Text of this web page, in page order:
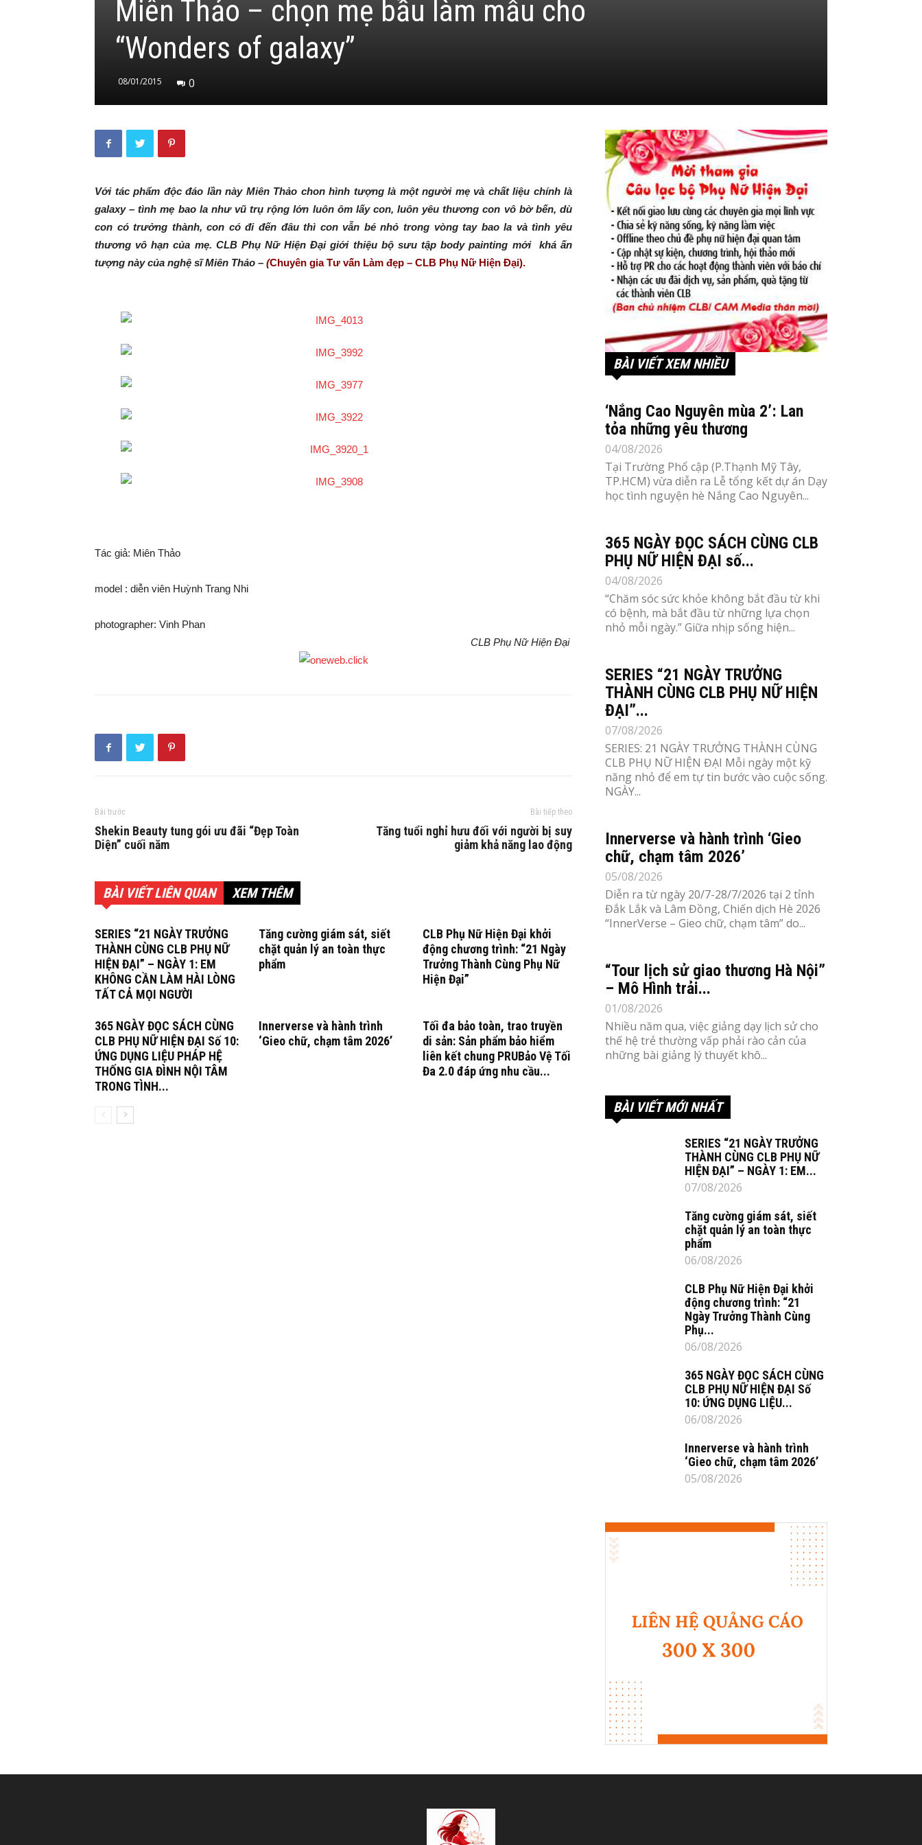
Miên Thảo – chọn mẹ bầu làm mẫu cho
“Wonders of galaxy”
08/01/2015 0
Với tác phẩm độc đáo lần này Miên Thảo chon hình tượng là một người mẹ và chất liệu chính là
galaxy – tình mẹ bao la như vũ trụ rộng lớn luôn ôm lấy con, luôn yêu thương con vô bờ bến, dù
con có trưởng thành, con có đi đến đâu thì con vẫn bé nhỏ trong vòng tay bao la và tình yêu
thương vô hạn của mẹ. CLB Phụ Nữ Hiện Đại giới thiệu bộ sưu tập body painting mới khá ấn
tượng này của nghệ sĩ Miên Thảo – (Chuyên gia Tư vấn Làm đẹp – CLB Phụ Nữ Hiện Đại).
Tác giả: Miên Thảo
model : diễn viên Huỳnh Trang Nhi
photographer: Vinh Phan
CLB Phụ Nữ Hiện Đại
Bài trước
Shekin Beauty tung gói ưu đãi “Đẹp Toàn
Diện” cuối năm
Bài tiếp theo
Tăng tuổi nghỉ hưu đối với người bị suy
giảm khả năng lao động
BÀI VIẾT LIÊN QUAN XEM THÊM
SERIES “21 NGÀY TRƯỞNG
THÀNH CÙNG CLB PHỤ NỮ
HIỆN ĐẠI” – NGÀY 1: EM
KHÔNG CẦN LÀM HÀI LÒNG
TẤT CẢ MỌI NGƯỜI
Tăng cường giám sát, siết
chặt quản lý an toàn thực
phẩm
CLB Phụ Nữ Hiện Đại khởi
động chương trình: “21 Ngày
Trưởng Thành Cùng Phụ Nữ
Hiện Đại”
365 NGÀY ĐỌC SÁCH CÙNG
CLB PHỤ NỮ HIỆN ĐẠI Số 10:
ỨNG DỤNG LIỆU PHÁP HỆ
THỐNG GIA ĐÌNH NỘI TÂM
TRONG TÌNH...
Innerverse và hành trình
‘Gieo chữ, chạm tâm 2026’
Tối đa bảo toàn, trao truyền
di sản: Sản phẩm bảo hiểm
liên kết chung PRUBảo Vệ Tối
Đa 2.0 đáp ứng nhu cầu...
BÀI VIẾT XEM NHIỀU
‘Nắng Cao Nguyên mùa 2’: Lan
tỏa những yêu thương
04/08/2026
Tại Trường Phổ cập (P.Thạnh Mỹ Tây,
TP.HCM) vừa diễn ra Lễ tổng kết dự án Dạy
học tình nguyện hè Nắng Cao Nguyên...
365 NGÀY ĐỌC SÁCH CÙNG CLB
PHỤ NỮ HIỆN ĐẠI số...
04/08/2026
“Chăm sóc sức khỏe không bắt đầu từ khi
có bệnh, mà bắt đầu từ những lựa chọn
nhỏ mỗi ngày.” Giữa nhịp sống hiện...
SERIES “21 NGÀY TRƯỞNG
THÀNH CÙNG CLB PHỤ NỮ HIỆN
ĐẠI”...
07/08/2026
SERIES: 21 NGÀY TRƯỞNG THÀNH CÙNG
CLB PHỤ NỮ HIỆN ĐẠI Mỗi ngày một kỹ
năng nhỏ để em tự tin bước vào cuộc sống.
NGÀY...
Innerverse và hành trình ‘Gieo
chữ, chạm tâm 2026’
05/08/2026
Diễn ra từ ngày 20/7-28/7/2026 tại 2 tỉnh
Đắk Lắk và Lâm Đồng, Chiến dịch Hè 2026
“InnerVerse – Gieo chữ, chạm tâm” do...
“Tour lịch sử giao thương Hà Nội”
– Mô Hình trải...
01/08/2026
Nhiều năm qua, việc giảng dạy lịch sử cho
thế hệ trẻ thường vấp phải rào cản của
những bài giảng lý thuyết khô...
BÀI VIẾT MỚI NHẤT
SERIES “21 NGÀY TRƯỞNG
THÀNH CÙNG CLB PHỤ NỮ
HIỆN ĐẠI” – NGÀY 1: EM...
07/08/2026
Tăng cường giám sát, siết
chặt quản lý an toàn thực
phẩm
06/08/2026
CLB Phụ Nữ Hiện Đại khởi
động chương trình: “21
Ngày Trưởng Thành Cùng
Phụ...
06/08/2026
365 NGÀY ĐỌC SÁCH CÙNG
CLB PHỤ NỮ HIỆN ĐẠI Số
10: ỨNG DỤNG LIỆU...
06/08/2026
Innerverse và hành trình
‘Gieo chữ, chạm tâm 2026’
05/08/2026